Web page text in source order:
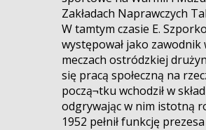
Zakładach Naprawczych
W tamtym czasie E.
występował jako zawodnik
meczach ostródzkiej
się pracą społeczną na
począ¬tku wchodził w
odgrywając w nim istotną
1952 pełnił funkcję